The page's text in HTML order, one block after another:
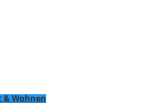
& Wohnen